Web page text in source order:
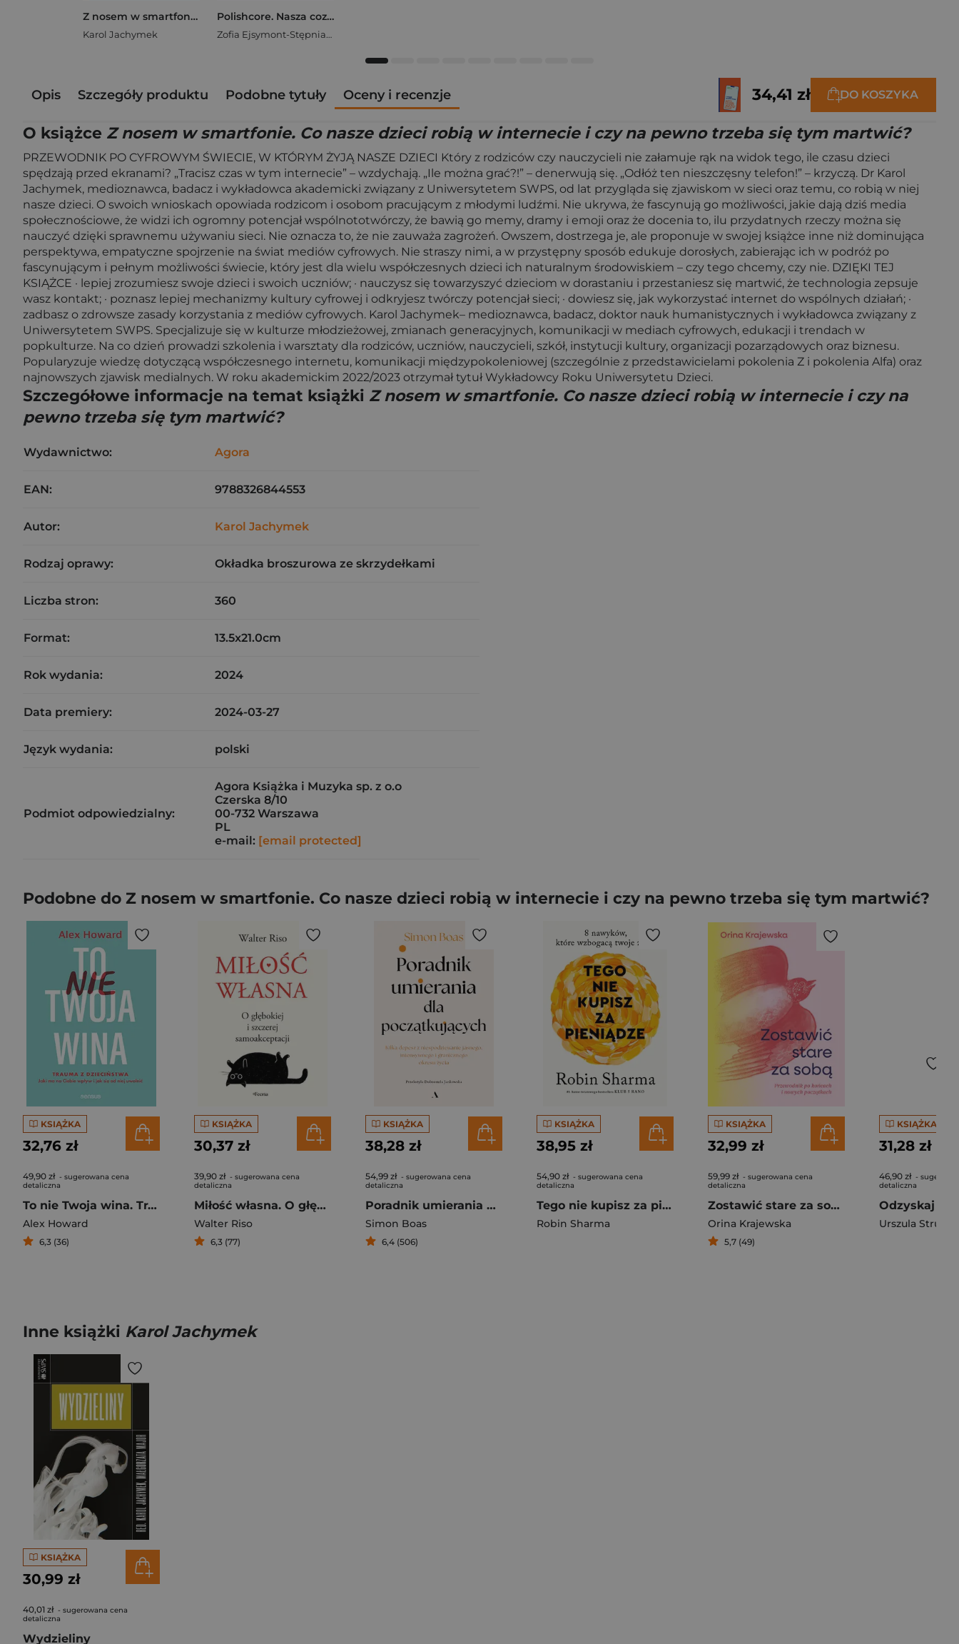
Z nosem w smartfonie. Co nasze dzieci robią w internecie i czy na pewno trzeba się tym martwić?
Karol Jachymek
Polishcore. Nasza cozy kolorowanka
Zofia Ejsymont-Stępniak „Timka.ink”
Opis Szczegóły produktu Podobne tytuły Oceny i recenzje 34,41 zł DO KOSZYKA
O książce Z nosem w smartfonie. Co nasze dzieci robią w internecie i czy na pewno trzeba się tym martwić?
PRZEWODNIK PO CYFROWYM ŚWIECIE, W KTÓRYM ŻYJĄ NASZE DZIECI Który z rodziców czy nauczycieli nie załamuje rąk na widok tego, ile czasu dzieci
spędzają przed ekranami? „Tracisz czas w tym internecie” – wzdychają. „Ile można grać?!” – denerwują się. „Odłóż ten nieszczęsny telefon!” – krzyczą. Dr Karol
Jachymek, medioznawca, badacz i wykładowca akademicki związany z Uniwersytetem SWPS, od lat przygląda się zjawiskom w sieci oraz temu, co robią w niej
nasze dzieci. O swoich wnioskach opowiada rodzicom i osobom pracującym z młodymi ludźmi. Nie ukrywa, że fascynują go możliwości, jakie dają dziś media
społecznościowe, że widzi ich ogromny potencjał wspólnototwórczy, że bawią go memy, dramy i emoji oraz że docenia to, ilu przydatnych rzeczy można się
nauczyć dzięki sprawnemu używaniu sieci. Nie oznacza to, że nie zauważa zagrożeń. Owszem, dostrzega je, ale proponuje w swojej książce inne niż dominująca
perspektywa, empatyczne spojrzenie na świat mediów cyfrowych. Nie straszy nimi, a w przystępny sposób edukuje dorosłych, zabierając ich w podróż po
fascynującym i pełnym możliwości świecie, który jest dla wielu współczesnych dzieci ich naturalnym środowiskiem – czy tego chcemy, czy nie. DZIĘKI TEJ
KSIĄŻCE · lepiej zrozumiesz swoje dzieci i swoich uczniów; · nauczysz się towarzyszyć dzieciom w dorastaniu i przestaniesz się martwić, że technologia zepsuje
wasz kontakt; · poznasz lepiej mechanizmy kultury cyfrowej i odkryjesz twórczy potencjał sieci; · dowiesz się, jak wykorzystać internet do wspólnych działań; ·
zadbasz o zdrowsze zasady korzystania z mediów cyfrowych. Karol Jachymek– medioznawca, badacz, doktor nauk humanistycznych i wykładowca związany z
Uniwersytetem SWPS. Specjalizuje się w kulturze młodzieżowej, zmianach generacyjnych, komunikacji w mediach cyfrowych, edukacji i trendach w
popkulturze. Na co dzień prowadzi szkolenia i warsztaty dla rodziców, uczniów, nauczycieli, szkół, instytucji kultury, organizacji pozarządowych oraz biznesu.
Popularyzuje wiedzę dotyczącą współczesnego internetu, komunikacji międzypokoleniowej (szczególnie z przedstawicielami pokolenia Z i pokolenia Alfa) oraz
najnowszych zjawisk medialnych. W roku akademickim 2022/2023 otrzymał tytuł Wykładowcy Roku Uniwersytetu Dzieci.
Szczegółowe informacje na temat książki Z nosem w smartfonie. Co nasze dzieci robią w internecie i czy na
pewno trzeba się tym martwić?
Wydawnictwo: Agora
EAN: 9788326844553
Autor: Karol Jachymek
Rodzaj oprawy: Okładka broszurowa ze skrzydełkami
Liczba stron: 360
Format: 13.5x21.0cm
Rok wydania: 2024
Data premiery: 2024-03-27
Język wydania: polski
Podmiot odpowiedzialny:
Agora Książka i Muzyka sp. z o.o
Czerska 8/10
00-732 Warszawa
PL
e-mail: [email protected]
Podobne do Z nosem w smartfonie. Co nasze dzieci robią w internecie i czy na pewno trzeba się tym martwić?
KSIĄŻKA
32,76 zł
49,90 zł - sugerowana cena
detaliczna
To nie Twoja wina. Trauma z dzieciństwa: jaki ma na Ciebie wpływ i jak się od niej uwolnić
Alex Howard
6,3 (36)
KSIĄŻKA
30,37 zł
39,90 zł - sugerowana cena
detaliczna
Miłość własna. O głębokiej i szczerej samoakceptacji
Walter Riso
6,3 (77)
KSIĄŻKA
38,28 zł
54,99 zł - sugerowana cena
detaliczna
Poradnik umierania dla początkujących
Simon Boas
6,4 (506)
KSIĄŻKA
38,95 zł
54,90 zł - sugerowana cena
detaliczna
Tego nie kupisz za pieniądze 8 nawyków, które wzbogacają twoje życie
Robin Sharma
KSIĄŻKA
32,99 zł
59,99 zł - sugerowana cena
detaliczna
Zostawić stare za sobą. Przewodnik po końcach i nowych początkach
Orina Krajewska
5,7 (49)
KSIĄŻKA
31,28 zł
46,90 zł -
detaliczna
Inne książki Karol Jachymek
KSIĄŻKA
30,99 zł
40,01 zł - sugerowana cena
detaliczna
Wydzieliny